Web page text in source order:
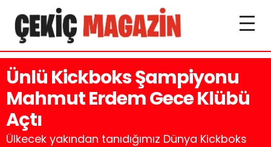
Ünlü Kickboks Şampiyonu
Mahmut Erdem Gece Klübü
Açtı
Ülkecek yakından tanıdığımız Dünya Kickboks